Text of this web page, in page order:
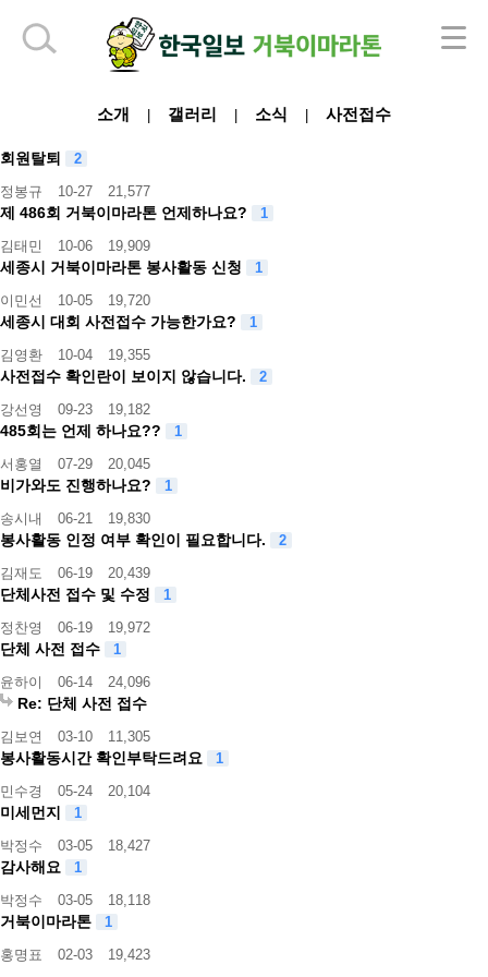
소개 갤러리 소식 사전접수
회원탈퇴
2
정봉규
10-27 21,577
제 486회 거북이마라톤 언제하나요?
1
김태민
10-06 19,909
세종시 거북이마라톤 봉사활동 신청
1
이민선
10-05 19,720
세종시 대회 사전접수 가능한가요?
1
김영환
10-04 19,355
사전접수 확인란이 보이지 않습니다.
2
강선영
09-23 19,182
485회는 언제 하나요??
1
서홍열
07-29 20,045
비가와도 진행하나요?
1
송시내
06-21 19,830
봉사활동 인정 여부 확인이 필요합니다.
2
김재도
06-19 20,439
단체사전 접수 및 수정
1
정찬영
06-19 19,972
단체 사전 접수
1
윤하이
06-14 24,096
Re: 단체 사전 접수
김보연 03-10 11,305
봉사활동시간 확인부탁드려요
1
민수경
05-24 20,104
미세먼지
1
박정수
03-05 18,427
감사해요
1
박정수
03-05 18,118
거북이마라톤
1
홍명표
02-03 19,423
하단 영역